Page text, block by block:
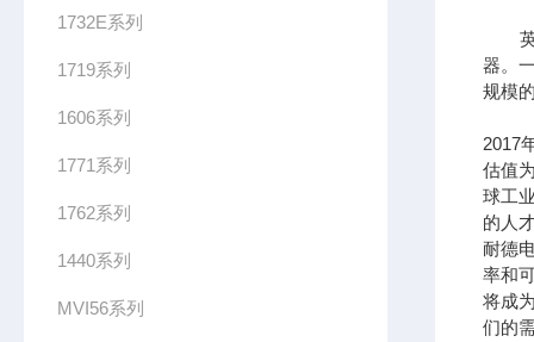
1732E系列
1719系列
1606系列
1771系列
1762系列
1440系列
MVI56系列
英文
器。
规模
2017
估值
球工
的人
耐德
率和
将成
们的